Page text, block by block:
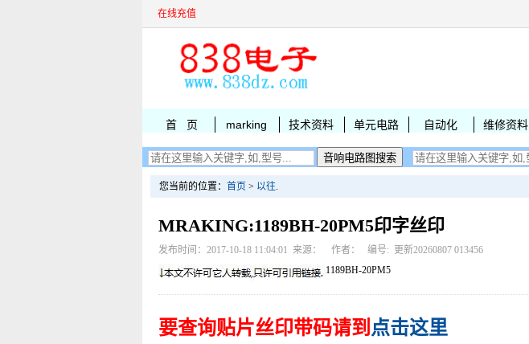
在线充值
首 页 marking 技术资料 单元电路 自动化 维修资料
您当前的位置： 首页 > 以往.
MRAKING:1189BH-20PM5印字丝印
发布时间：2017-10-18 11:04:01 来源： 作者： 编号: 更新20260807 013456
1189BH-20PM5
要查询贴片丝印带码请到 点击这里